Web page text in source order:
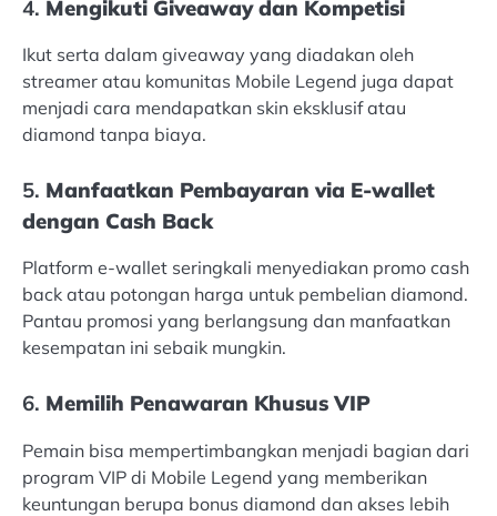
4. Mengikuti Giveaway dan Kompetisi
Ikut serta dalam giveaway yang diadakan oleh
streamer atau komunitas Mobile Legend juga dapat
menjadi cara mendapatkan skin eksklusif atau
diamond tanpa biaya.
5. Manfaatkan Pembayaran via E-wallet
dengan Cash Back
Platform e-wallet seringkali menyediakan promo cash
back atau potongan harga untuk pembelian diamond.
Pantau promosi yang berlangsung dan manfaatkan
kesempatan ini sebaik mungkin.
6. Memilih Penawaran Khusus VIP
Pemain bisa mempertimbangkan menjadi bagian dari
program VIP di Mobile Legend yang memberikan
keuntungan berupa bonus diamond dan akses lebih